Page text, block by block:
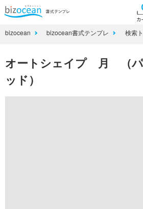
カ
bizocean bizocean書式テンプレ 検索
オートシェイプ 月 （パ
ッド）